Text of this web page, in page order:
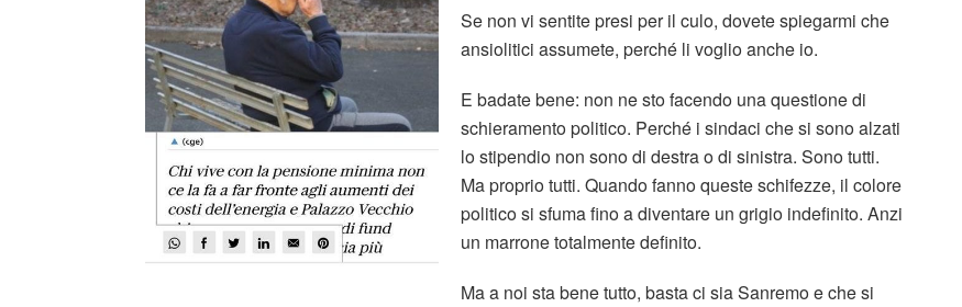
Se non vi sentite presi per il culo, dovete spiegarmi che
ansiolitici assumete, perché li voglio anche io.
E badate bene: non ne sto facendo una questione di
schieramento politico. Perché i sindaci che si sono alzati
lo stipendio non sono di destra o di sinistra. Sono tutti.
Ma proprio tutti. Quando fanno queste schifezze, il colore
politico si sfuma fino a diventare un grigio indefinito. Anzi
un marrone totalmente definito.
Ma a noi sta bene tutto, basta ci sia Sanremo e che si